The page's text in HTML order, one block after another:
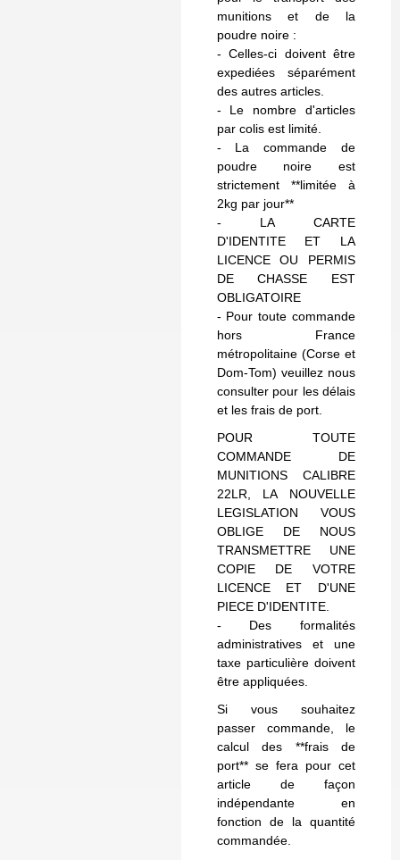
munitions et de la
poudre noire :
- Celles-ci doivent être
expediées séparément
des autres articles.
- Le nombre d'articles
par colis est limité.
- La commande de
poudre noire est
strictement **limitée à
2kg par jour**
- LA CARTE
D'IDENTITE ET LA
LICENCE OU PERMIS
DE CHASSE EST
OBLIGATOIRE
- Pour toute commande
hors France
métropolitaine (Corse et
Dom-Tom) veuillez nous
consulter pour les délais
et les frais de port.
POUR TOUTE
COMMANDE DE
MUNITIONS CALIBRE
22LR, LA NOUVELLE
LEGISLATION VOUS
OBLIGE DE NOUS
TRANSMETTRE UNE
COPIE DE VOTRE
LICENCE ET D'UNE
PIECE D'IDENTITE.
- Des formalités
administratives et une
taxe particulière doivent
être appliquées.
Si vous souhaitez
passer commande, le
calcul des **frais de
port** se fera pour cet
article de façon
indépendante en
fonction de la quantité
commandée.